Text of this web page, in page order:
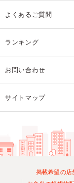
よくあるご質問
ランキング
お問い合わせ
サイトマップ
掲載希望の店